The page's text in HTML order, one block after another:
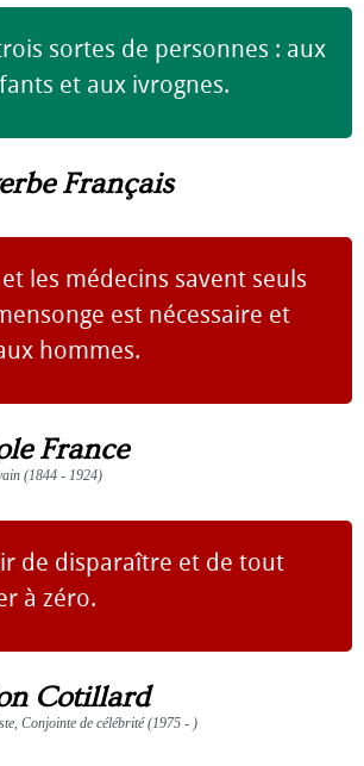
sortes de personnes : aux
et aux ivrognes.
Français
les médecins savent seuls
est nécessaire et
hommes.
France
(1844 - 1924)
de disparaître et de tout
à zéro.
Cotillard
Conjointe de célébrité (1975 - )